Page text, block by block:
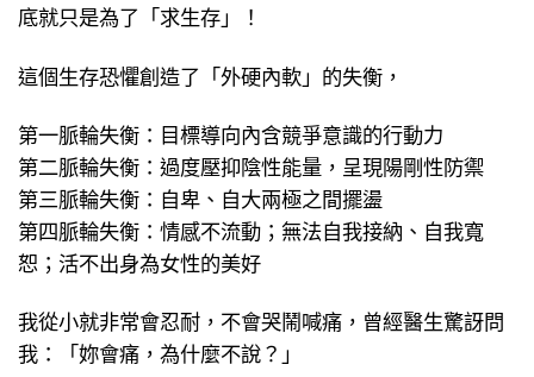
底就只是為了「求生存」！
這個生存恐懼創造了「外硬內軟」的失衡，
第一脈輪失衡：目標導向內含競爭意識的行動力
第二脈輪失衡：過度壓抑陰性能量，呈現陽剛性防禦
第三脈輪失衡：自卑、自大兩極之間擺盪
第四脈輪失衡：情感不流動；無法自我接納、自我寬
恕；活不出身為女性的美好
我從小就非常會忍耐，不會哭鬧喊痛，曾經醫生驚訝問
我：「妳會痛，為什麼不說？」